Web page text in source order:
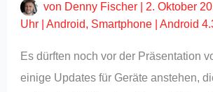
von Denny Fischer
2. Oktober
Uhr |Android, Smartphone |Android
Es dürften noch vor der Präsentation
einige Updates für Geräte anstehen,